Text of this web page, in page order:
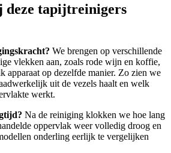
deze tapijtreinigers
We brengen op verschillende
vlekken aan, zoals rode wijn en koffie,
apparaat op dezelfde manier. Zo zien we
uit de vezels haalt en welk
werkt.
Na de reiniging klokken we hoe lang
oppervlak weer volledig droog en
onderling eerlijk te vergelijken